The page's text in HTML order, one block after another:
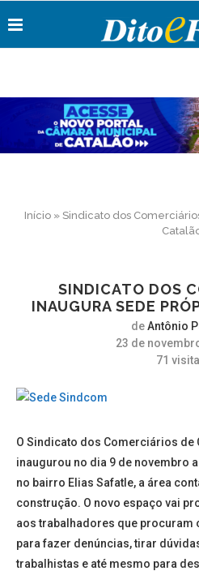
Início» Sindicato dos
SINDICATO DOS
INAUGURA SEDE
deAntônio
23 de
71
O Sindicato dos Comerciários de
inaugurou no dia 9 de novembro
no bairro Elias Safatle, a área
construção. O novo espaço vai
aos trabalhadores que procuram
para fazer denúncias, tirar
trabalhistas e até mesmo para